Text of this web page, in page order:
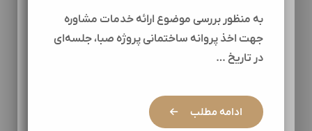
به منظور بررسی موضوع ارائه خدمات مشاوره
جهت اخذ پروانه ساختمانی پروژه صبا، جلسه‌ای
در تاریخ …
ادامه مطلب